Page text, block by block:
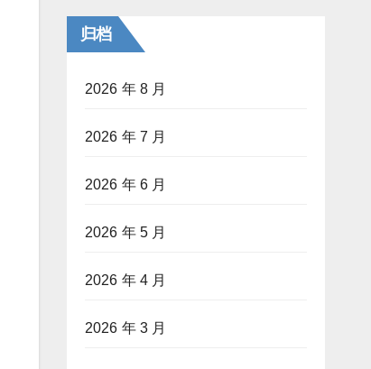
归档
2026 年 8 月
2026 年 7 月
2026 年 6 月
2026 年 5 月
2026 年 4 月
2026 年 3 月